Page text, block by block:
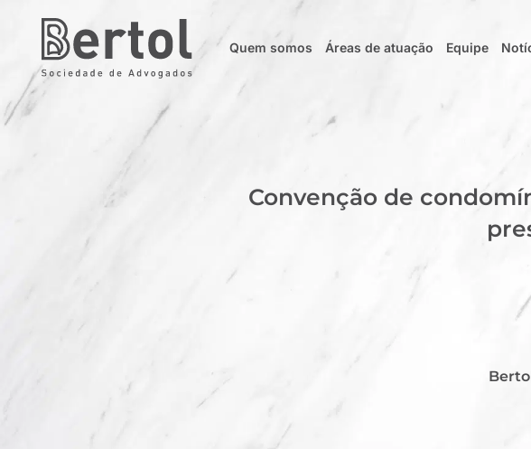
Quem somos Áreas de atuação Equipe
Convenção de